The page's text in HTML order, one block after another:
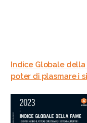
Indice Globale della
poter di plasmare i